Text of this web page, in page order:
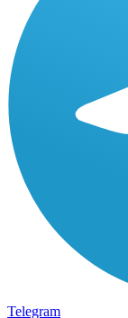
Telegram